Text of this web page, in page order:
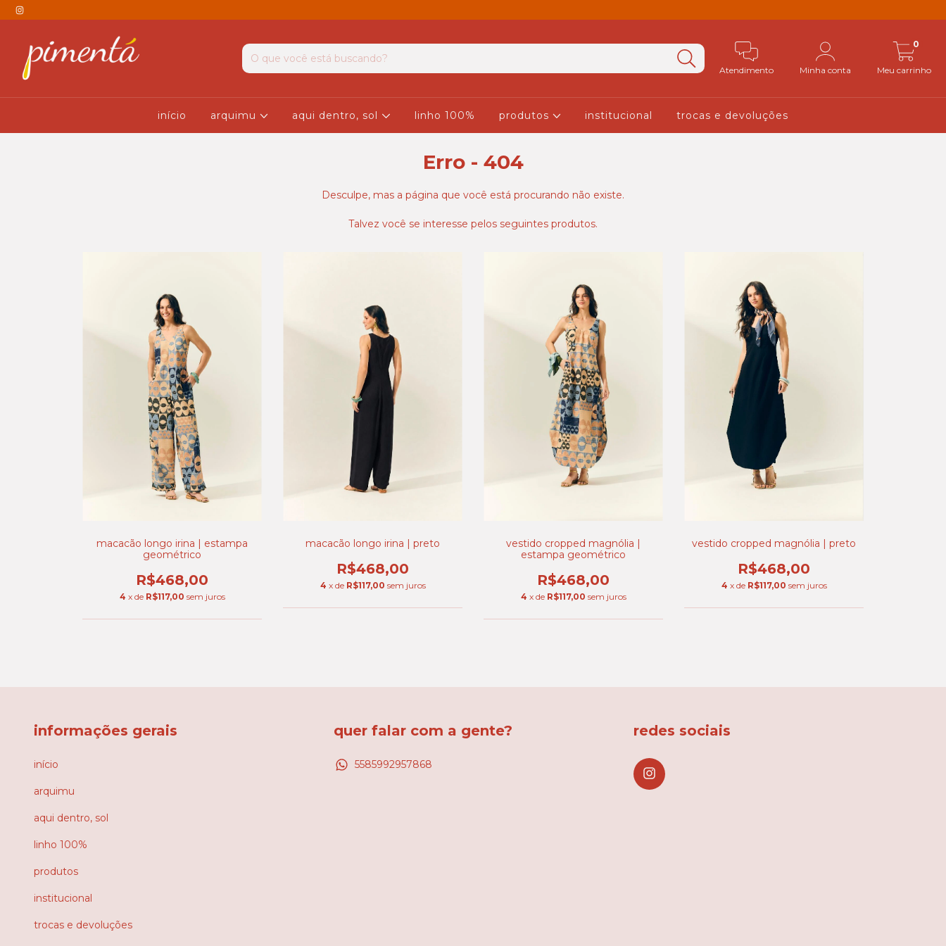
Atendimento Minha conta Meu carrinho
0
início arquimu aqui dentro, sol linho 100% produtos institucional trocas e devoluções
Erro - 404
Desculpe, mas a página que você está procurando não existe.
Talvez você se interesse pelos seguintes produtos.
macacão longo irina | estampa
geométrico
R$468,00
4 x de R$117,00 sem juros
macacão longo irina | preto
R$468,00
4 x de R$117,00 sem juros
vestido cropped magnólia |
estampa geométrico
R$468,00
4 x de R$117,00 sem juros
vestido cropped magnólia | preto
R$468,00
4 x de R$117,00 sem juros
informações gerais
início
arquimu
aqui dentro, sol
linho 100%
produtos
institucional
trocas e devoluções
quer falar com a gente?
5585992957868
redes sociais